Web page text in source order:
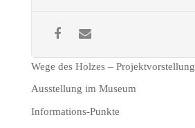
Wege des Holzes – Projektvorstellung
Ausstellung im Museum
Informations-Punkte